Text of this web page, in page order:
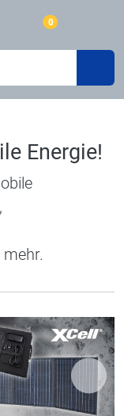
0
Energie!